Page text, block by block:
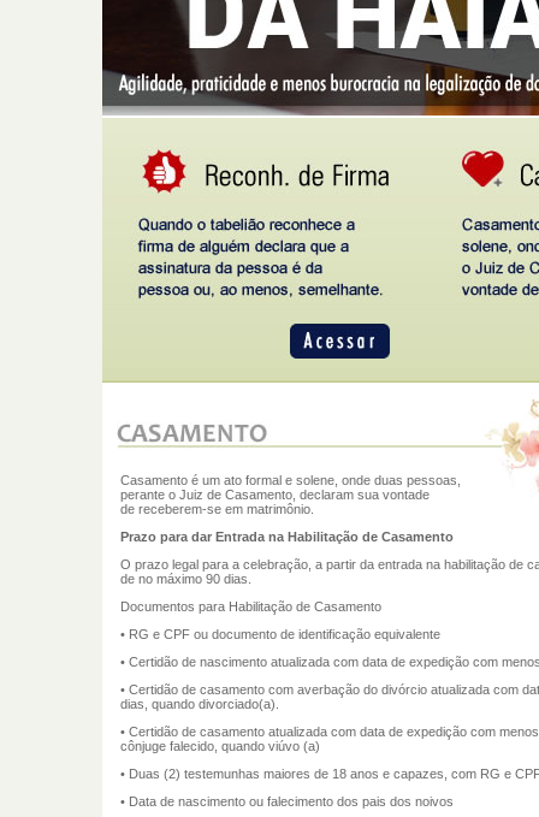
Casamento é um ato formal e solene, onde duas pessoas,
perante o Juiz de Casamento, declaram sua vontade
de receberem-se em matrimônio.
Prazo para dar Entrada na Habilitação de Casamento
O prazo legal para a celebração, a partir da entrada na habilitação de
de no máximo 90 dias.
Documentos para Habilitação de Casamento
• RG e CPF ou documento de identificação equivalente
• Certidão de nascimento atualizada com data de expedição com
• Certidão de casamento com averbação do divórcio atualizada com
dias, quando divorciado(a).
• Certidão de casamento atualizada com data de expedição com
cônjuge falecido, quando viúvo (a)
• Duas (2) testemunhas maiores de 18 anos e capazes, com RG e
• Data de nascimento ou falecimento dos pais dos noivos